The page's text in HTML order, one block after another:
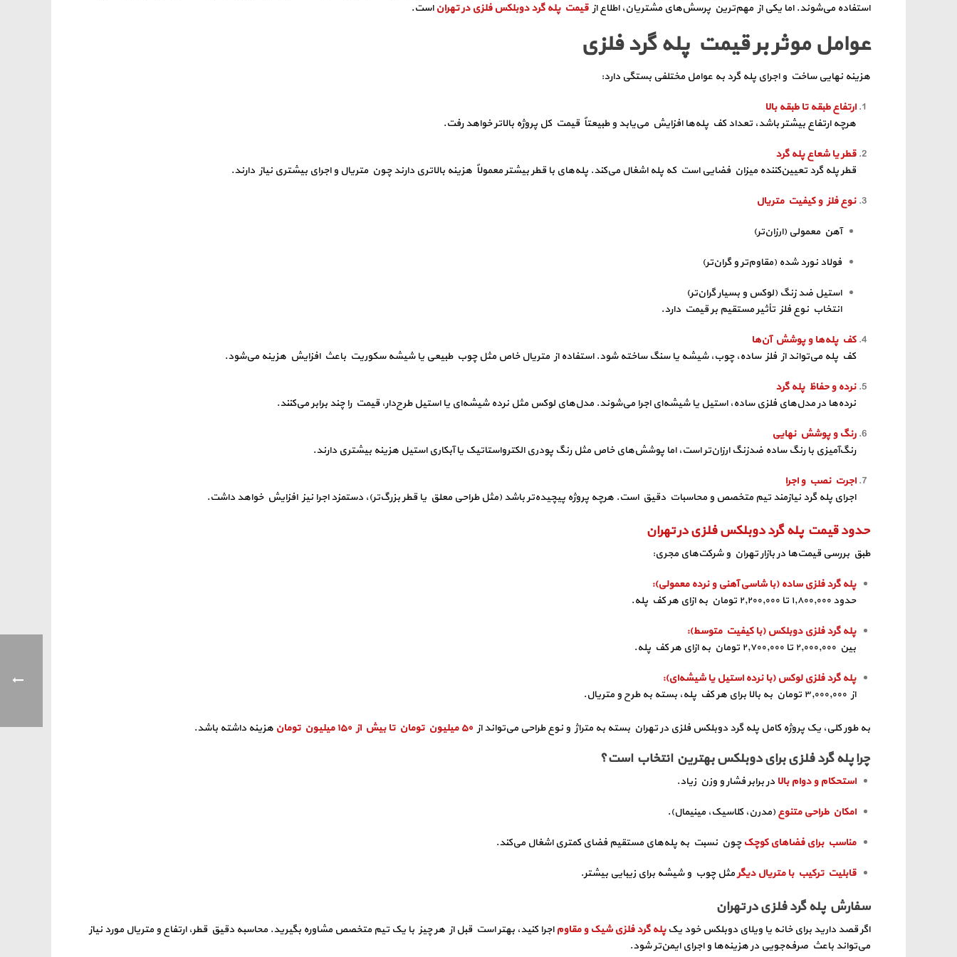
استفاده می‌شوند. اما یکی از مهم‌ترین پرسش‌های مشتریان، اطلاع ازقیمت پله گرد دوبلکس فلزی در تهراناست.
عوامل موثر بر قیمت پله گرد فلزی
هزینه نهایی ساخت و اجرای پله گرد به عوامل مختلفی بستگی دارد:
ارتفاع طبقه تا طبقه بالا
هرچه ارتفاع بیشتر باشد، تعداد کف پله‌ها افزایش می‌یابد و طبیعتاً قیمت کل پروژه بالاتر خواهد رفت.
قطر یا شعاع پله گرد
قطر پله گرد تعیین‌کننده میزان فضایی است که پله اشغال می‌کند. پله‌های با قطر بیشتر معمولاً هزینه بالاتری دارند چون متریال و اجرای بیشتری نیاز دارند.
نوع فلز و کیفیت متریال
آهن معمولی (ارزان‌تر)
فولاد نورد شده (مقاوم‌تر و گران‌تر)
استیل ضد زنگ (لوکس و بسیار گران‌تر)
انتخاب نوع فلز تأثیر مستقیم بر قیمت دارد.
کف پله‌ها و پوشش آن‌ها
کف پله می‌تواند از فلز ساده، چوب، شیشه یا سنگ ساخته شود. استفاده از متریال خاص مثل چوب طبیعی یا شیشه سکوریت باعث افزایش هزینه می‌شود.
نرده و حفاظ پله گرد
نرده‌ها در مدل‌های فلزی ساده، استیل یا شیشه‌ای اجرا می‌شوند. مدل‌های لوکس مثل نرده شیشه‌ای یا استیل طرح‌دار، قیمت را چند برابر می‌کنند.
رنگ و پوشش نهایی
رنگ‌آمیزی با رنگ ساده ضدزنگ ارزان‌تر است، اما پوشش‌های خاص مثل رنگ پودری الکترواستاتیک یا آبکاری استیل هزینه بیشتری دارند.
اجرت نصب و اجرا
اجرای پله گرد نیازمند تیم متخصص و محاسبات دقیق است. هرچه پروژه پیچیده‌تر باشد (مثل طراحی معلق یا قطر بزرگ‌تر)، دستمزد اجرا نیز افزایش خواهد داشت.
حدود قیمت پله گرد دوبلکس فلزی در تهران
طبق بررسی قیمت‌ها در بازار تهران و شرکت‌های مجری:
پله گرد فلزی ساده (با شاسی آهنی و نرده معمولی):
حدود ۱,۸۰۰,۰۰۰ تا ۲,۲۰۰,۰۰۰ تومان به ازای هر کف پله.
پله گرد فلزی دوبلکس (با کیفیت متوسط):
بین ۲,۰۰۰,۰۰۰ تا ۲,۷۰۰,۰۰۰ تومان به ازای هر کف پله.
پله گرد فلزی لوکس (با نرده استیل یا شیشه‌ای):
از ۳,۰۰۰,۰۰۰ تومان به بالا برای هر کف پله، بسته به طرح و متریال.
به طور کلی، یک پروژه کامل پله گرد دوبلکس فلزی در تهران بسته به متراژ و نوع طراحی می‌تواند از ۵۰ میلیون تومان تا بیش از ۱۵۰ میلیون تومان هزینه داشته باشد.
چرا پله گرد فلزی برای دوبلکس بهترین انتخاب است؟
استحکام و دوام بالا در برابر فشار و وزن زیاد.
امکان طراحی متنوع(مدرن، کلاسیک، مینیمال).
مناسب برای فضاهای کوچکچون نسبت به پله‌های مستقیم فضای کمتری اشغال می‌کند.
قابلیت ترکیب با متریال دیگرمثل چوب و شیشه برای زیبایی بیشتر.
سفارش پله گرد فلزی در تهران
اگر قصد دارید برای خانه یا ویلای دوبلکس خود یکپله گرد فلزی شیک و مقاوماجرا کنید، بهتر است قبل از هر چیز با یک تیم متخصص مشاوره بگیرید. محاسبه دقیق قطر، ارتفاع و متریال مورد نیاز
می‌تواند باعث صرفه‌جویی در هزینه‌ها و اجرای ایمن‌تر شود.